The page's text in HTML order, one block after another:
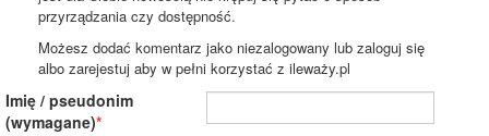
przyrządzania czy dostępność.
Możesz dodać komentarz jako niezalogowany lub zaloguj się
albo zarejestuj aby w pełni korzystać z ileważy.pl
Imię / pseudonim
(wymagane)